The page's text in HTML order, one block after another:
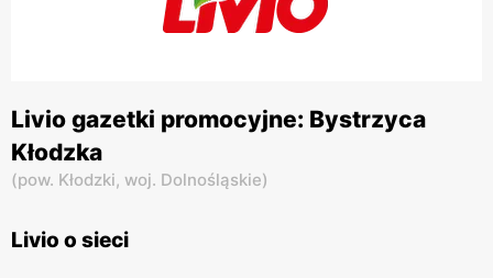
Livio gazetki promocyjne: Bystrzyca
Kłodzka
(pow. Kłodzki, woj. Dolnośląskie)
Livio o sieci